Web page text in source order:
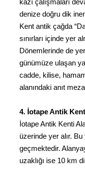
denize doğru dik
Kent antik çağda
sınırları içinde yer
Dönemlerinde de
günümüze ulaşan
cadde, kilise,
alanındaki anıt
4. İotape Antik
İotape Antik Kenti
üzerinde yer alır.
geçmektedir.
uzaklığı ise 10 km